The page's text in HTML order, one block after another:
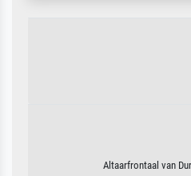
Altaarfrontaal van